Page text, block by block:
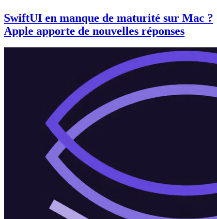
SwiftUI en manque de maturité sur Mac ?
Apple apporte de nouvelles réponses